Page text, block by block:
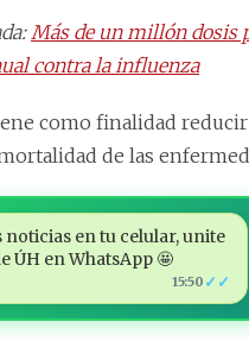
Más de un millón dosis
contra la influenza
como finalidad
de las
noticias en tu celular, unite
ÚH en WhatsApp 🤩
15:50 ✓✓